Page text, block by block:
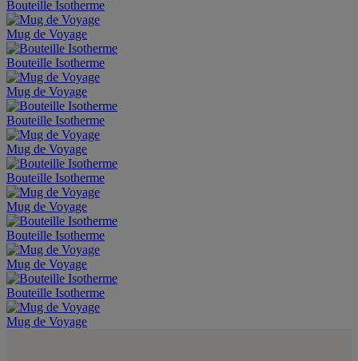
Bouteille Isotherme
Mug de Voyage
Bouteille Isotherme
Mug de Voyage
Bouteille Isotherme
Mug de Voyage
Bouteille Isotherme
Mug de Voyage
Bouteille Isotherme
Mug de Voyage
Bouteille Isotherme
Mug de Voyage